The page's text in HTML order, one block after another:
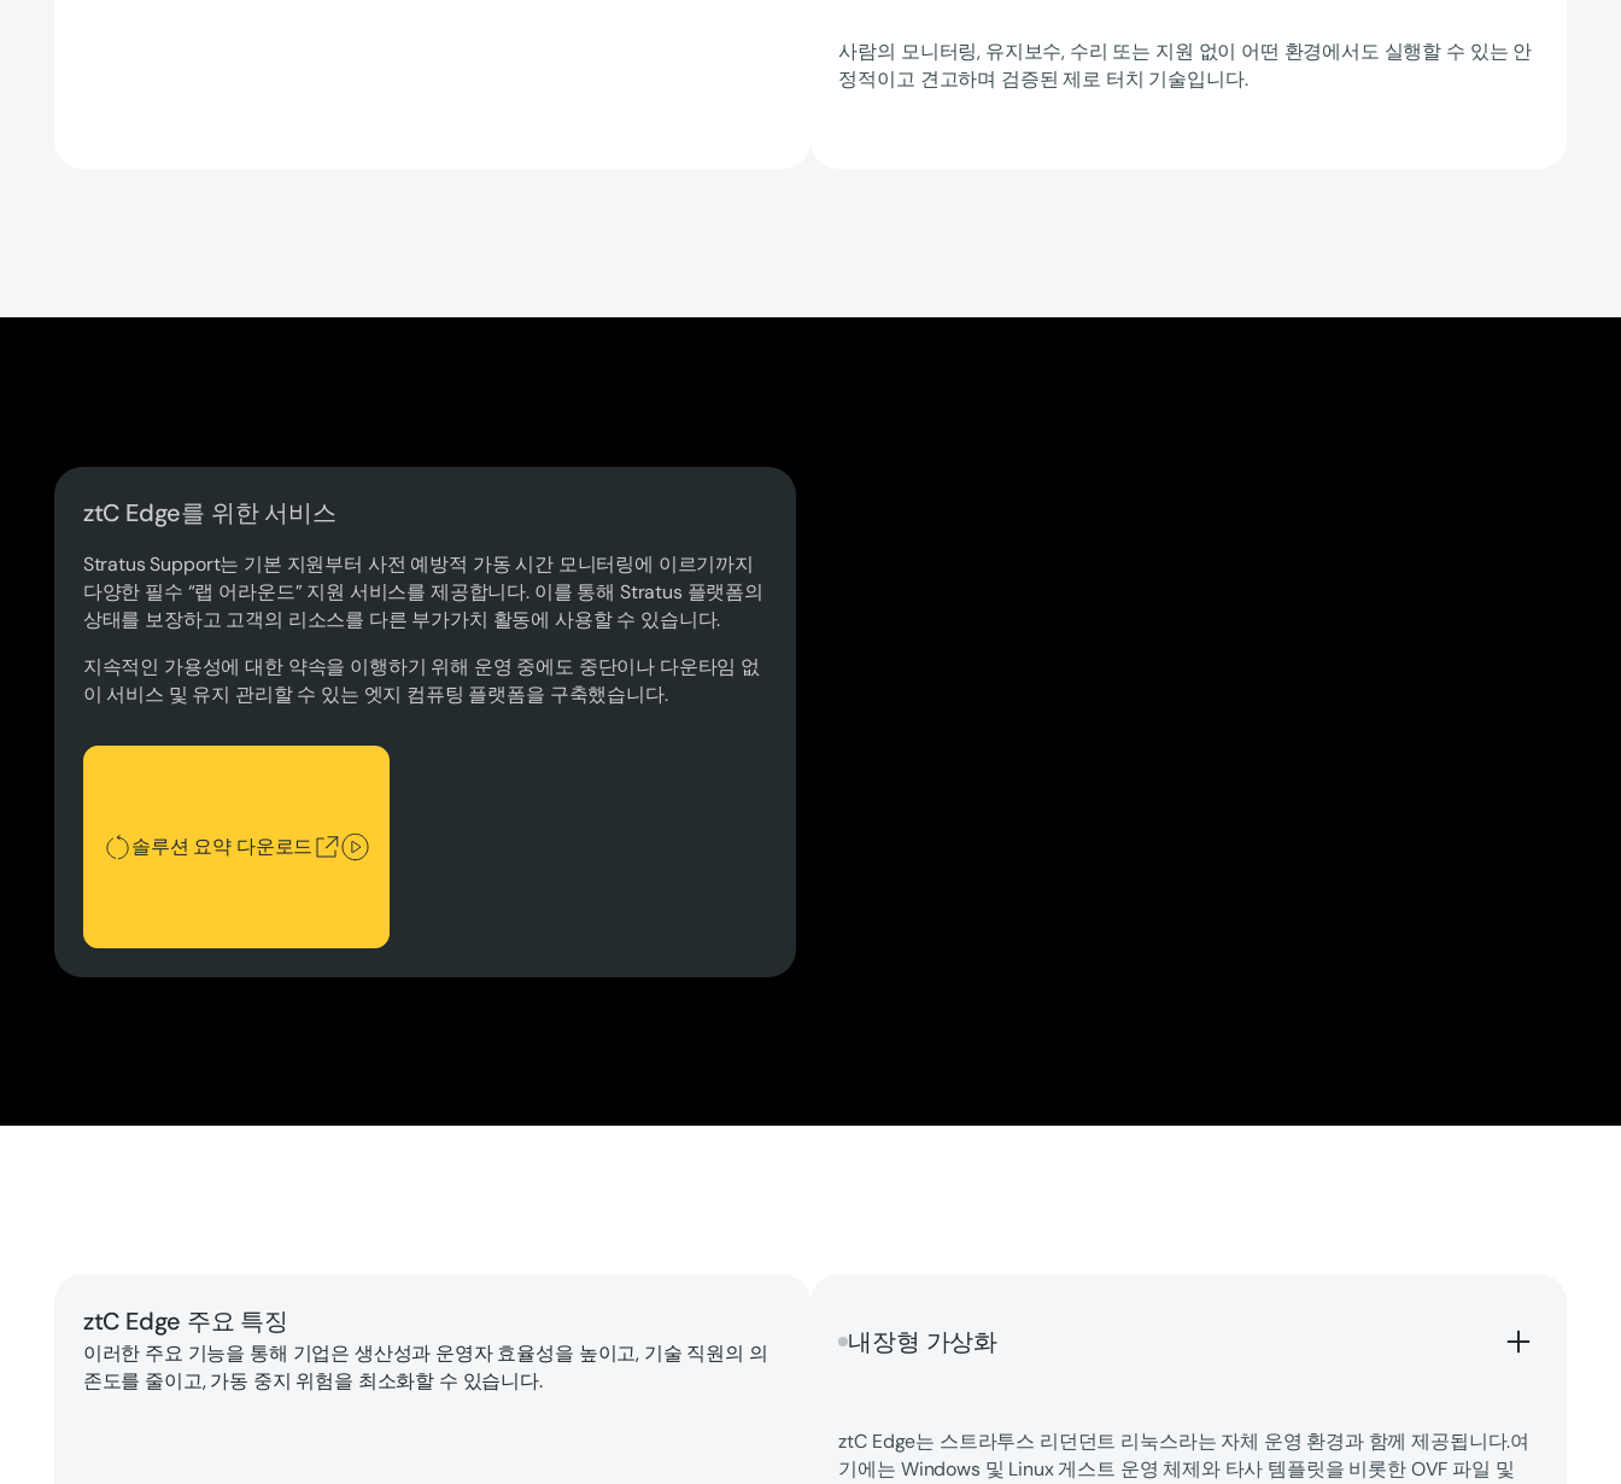
사람의 모니터링, 유지보수, 수리 또는 지원 없이 어떤 환경에서도 실행할 수 있는 안
정적이고 견고하며 검증된 제로 터치 기술입니다.
ztC Edge를 위한 서비스
Stratus Support는 기본 지원부터 사전 예방적 가동 시간 모니터링에 이르기까지
다양한 필수 “랩 어라운드” 지원 서비스를 제공합니다. 이를 통해 Stratus 플랫폼의
상태를 보장하고 고객의 리소스를 다른 부가가치 활동에 사용할 수 있습니다.
지속적인 가용성에 대한 약속을 이행하기 위해 운영 중에도 중단이나 다운타임 없
이 서비스 및 유지 관리할 수 있는 엣지 컴퓨팅 플랫폼을 구축했습니다.
솔루션 요약 다운로드
솔루션 요약 다운로드
ztC Edge 주요 특징
이러한 주요 기능을 통해 기업은 생산성과 운영자 효율성을 높이고, 기술 직원의 의
존도를 줄이고, 가동 중지 위험을 최소화할 수 있습니다.
내장형 가상화
ztC Edge는 스트라투스 리던던트 리눅스라는 자체 운영 환경과 함께 제공됩니다.여
기에는 Windows 및 Linux 게스트 운영 체제와 타사 템플릿을 비롯한 OVF 파일 및